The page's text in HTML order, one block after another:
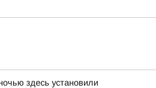
здесь установили